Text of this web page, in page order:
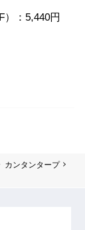
）：5,440円
カンタンタープ